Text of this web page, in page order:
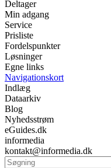
Deltager
Min adgang
Service
Prisliste
Fordelspunkter
Løsninger
Egne links
Navigationskort
Indlæg
Dataarkiv
Blog
Nyhedsstrøm
eGuides.dk
informedia
kontakt@informedia.dk